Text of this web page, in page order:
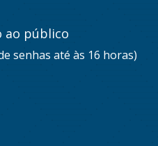
ao público
senhas até às 16 horas)